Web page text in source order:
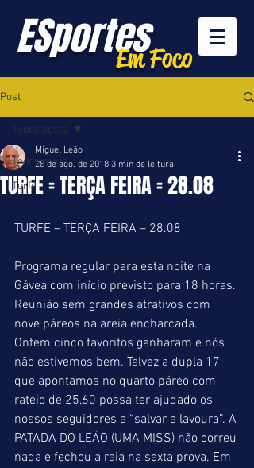
ESportesEm Foco
Post
Todos posts
Turfe
Todos posts
TURFE = TERÇA FEIRA = 28.08
Miguel Leão
28 de ago. de 2018 3 min de leitura
TURFE – TERÇA FEIRA – 28.08
Programa regular para esta noite na
Gávea com início previsto para 18 horas.
Reunião sem grandes atrativos com
nove páreos na areia encharcada.
Ontem cinco favoritos ganharam e nós
não estivemos bem. Talvez a dupla 17
que apontamos no quarto páreo com
rateio de 25,60 possa ter ajudado os
nossos seguidores a “salvar a lavoura”. A
PATADA DO LEÃO (UMA MISS) não correu
nada e fechou a raia na sexta prova. Em